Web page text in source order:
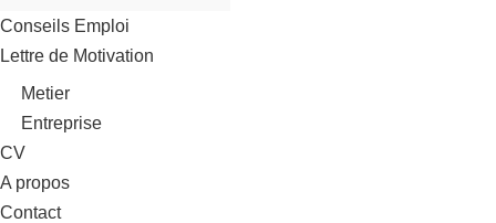
Conseils Emploi
Lettre de Motivation
Metier
Entreprise
CV
A propos
Contact